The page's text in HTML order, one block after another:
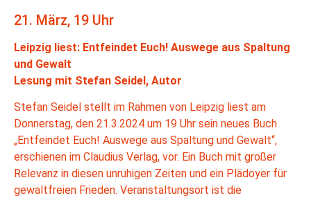
21. März, 19 Uhr
Leipzig liest: Entfeindet Euch! Auswege aus Spaltung
und Gewalt
Lesung mit Stefan Seidel, Autor
Stefan Seidel stellt im Rahmen von Leipzig liest am
Donnerstag, den 21.3.2024 um 19 Uhr sein neues Buch
„Entfeindet Euch! Auswege aus Spaltung und Gewalt“,
erschienen im Claudius Verlag, vor. Ein Buch mit großer
Relevanz in diesen unruhigen Zeiten und ein Plädoyer für
gewaltfreien Frieden. Veranstaltungsort ist die